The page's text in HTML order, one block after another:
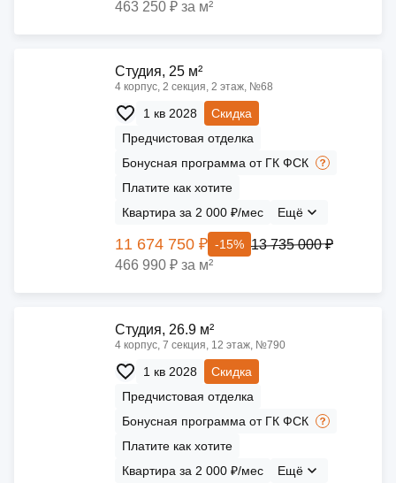
463 250 ₽ за м²
Cтудия, 25 м²
4 корпус, 2 секция, 2 этаж, №68
1 кв 2028
Скидка
Предчистовая отделка
Бонусная программа от ГК ФСК
Платите как хотите
Квартира за 2 000 ₽/мес
Ещё
11 674 750 ₽ -15% 13 735 000 ₽
466 990 ₽ за м²
Cтудия, 26.9 м²
4 корпус, 7 секция, 12 этаж, №790
1 кв 2028
Скидка
Предчистовая отделка
Бонусная программа от ГК ФСК
Платите как хотите
Квартира за 2 000 ₽/мес
Ещё